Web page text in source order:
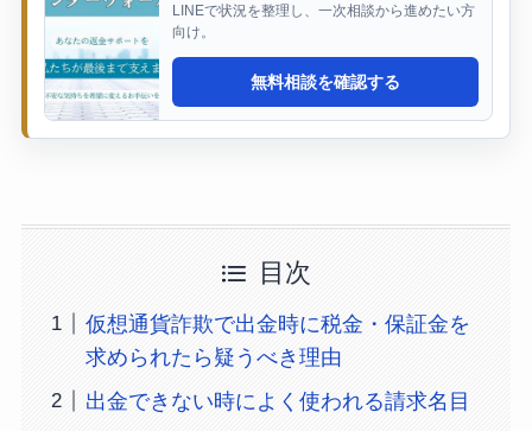
LINEで状況を整理し、一次相談から進めたい方
向け。
無料相談を確認する
目次
仮想通貨詐欺で出金時に税金・保証金を
求められたら疑うべき理由
出金できない時によく使われる請求名目